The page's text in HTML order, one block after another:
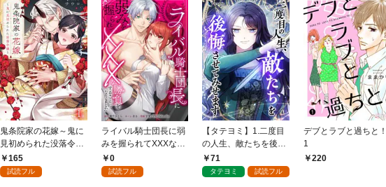
鬼条院家の花嫁～鬼に
見初められた没落令嬢
～１165
試読フル
ライバル騎士団長に弱
みを握られてXXXな勝
負をすることになりま
した第1話
0
試読フル
【タテヨミ】1.二度目
の人生、敵たちを後悔
させてみせます
71
タテヨミ 試読フル
デブとラブと過ちと！
1
220